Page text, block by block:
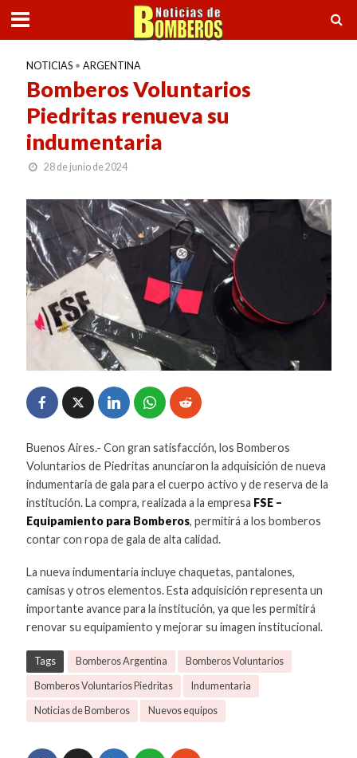
NOTICIAS • ARGENTINA
Bomberos Voluntarios
Piedritas renueva su
indumentaria
28 de junio de 2024
Buenos Aires.- Con gran satisfacción, los Bomberos
Voluntarios de Piedritas anunciaron la adquisición de nueva
indumentaria de gala para el cuerpo activo y de reserva de la
institución. La compra, realizada a la empresa FSE –
Equipamiento para Bomberos, permitirá a los bomberos
contar con ropa de gala de alta calidad.
La nueva indumentaria incluye chaquetas, pantalones,
camisas y otros elementos. Esta adquisición representa un
importante avance para la institución, ya que les permitirá
renovar su equipamiento y mejorar su imagen institucional.
Tags Bomberos Argentina Bomberos Voluntarios
Bomberos Voluntarios Piedritas Indumentaria
Noticias de Bomberos Nuevos equipos